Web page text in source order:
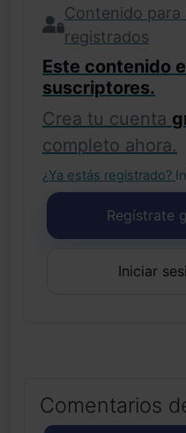
Contenido para
registrados
Este contenido
suscriptores.
Crea tu cuenta
completo ahora.
¿Ya estás registrado?
Regístrate
Iniciar
Comentarios